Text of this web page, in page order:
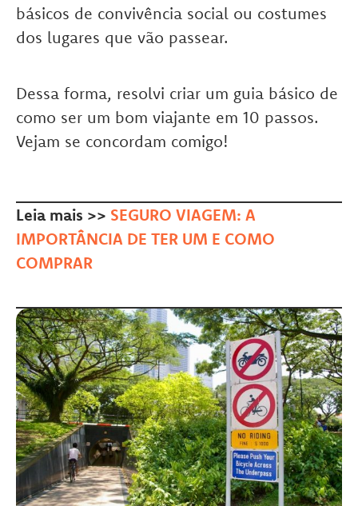
básicos de convivência social ou costumes
dos lugares que vão passear.
Dessa forma, resolvi criar um guia básico de
como ser um bom viajante em 10 passos.
Vejam se concordam comigo!
Leia mais >> SEGURO VIAGEM: A
IMPORTÂNCIA DE TER UM E COMO
COMPRAR